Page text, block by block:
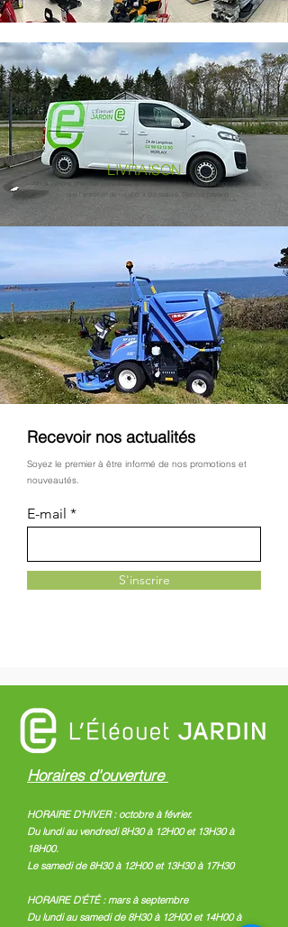
LIVRAISON
Nous venons chercher votre matériel si besoin et nous vous le rapportons dès
que l'entretien de celui-ci a été réalisé. (Service payant)
Recevoir nos actualités
Soyez le premier à être informé de nos promotions et
nouveautés.
E-mail
S'inscrire
Horaires d'ouverture
HORAIRE D'HIVER : octobre à février.
Du lundi au vendredi 8H30 à 12H00 et 13H30 à
18H00.
Le samedi de 8H30 à 12H00 et 13H30 à 17H30
HORAIRE D'ÉTÉ : mars à septembre
Du lundi au samedi de 8H30 à 12H00 et 14H00 à